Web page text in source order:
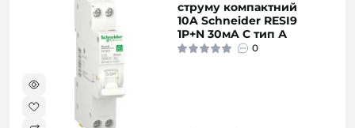
струму компактний
10A Schneider RESI9
1P+N 30мA C тип А
0